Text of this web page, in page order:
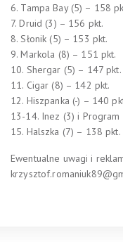
6. Tampa Bay (5) – 158
7. Druid (3) – 156 pkt.
8. Słonik (5) – 153 pkt.
9. Markola (8) – 151 pkt.
10. Shergar (5) – 147 pkt.
11. Cigar (8) – 142 pkt.
12. Hiszpanka (-) – 140
13-14. Inez (3) i
15. Halszka (7) – 138 pkt.
Ewentualne uwagi i